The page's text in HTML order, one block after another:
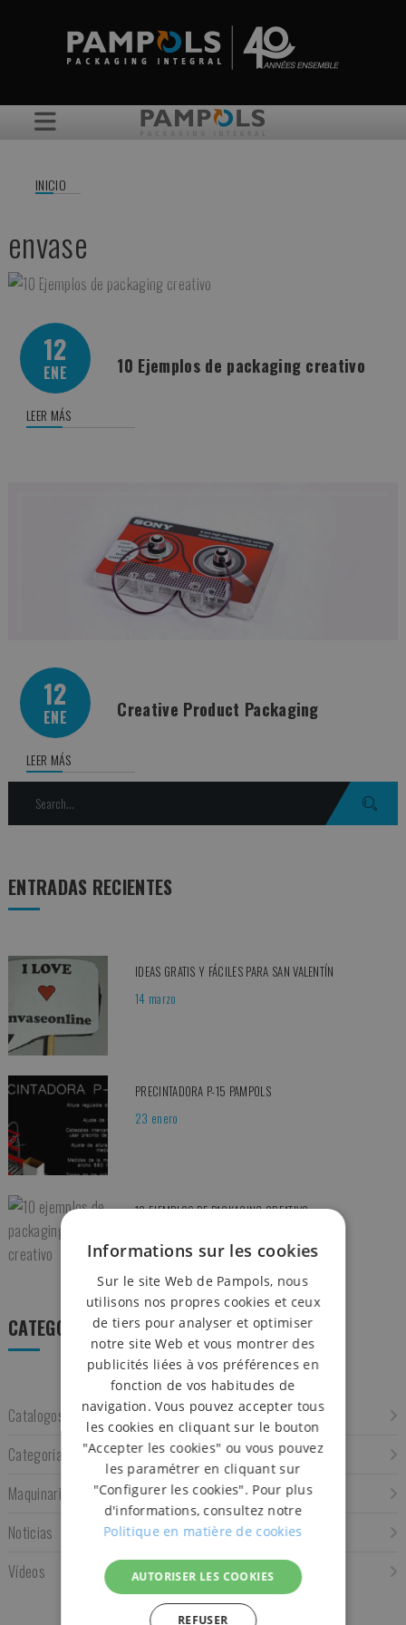
INICIO
envase
12
ENE 10 Ejemplos de packaging creativo
LEER MÁS
12
ENE Creative Product Packaging
LEER MÁS
ENTRADAS RECIENTES
IDEAS GRATIS Y FÁCILES PARA SAN VALENTÍN
14 marzo
PRECINTADORA P-15 PAMPOLS
23 enero
10 EJEMPLOS DE PACKAGING CREATIVO
CATEGORÍAS
Catalogos
Categoria nueva
Maquinaria
Noticias
Vídeos
Informations sur les cookies
Sur le site Web de Pampols, nous
utilisons nos propres cookies et ceux
de tiers pour analyser et optimiser
notre site Web et vous montrer des
publicités liées à vos préférences en
fonction de vos habitudes de
navigation. Vous pouvez accepter tous
les cookies en cliquant sur le bouton
"Accepter les cookies" ou vous pouvez
les paramétrer en cliquant sur
"Configurer les cookies". Pour plus
d'informations, consultez notre
Politique en matière de cookies
AUTORISER LES COOKIES
REFUSER